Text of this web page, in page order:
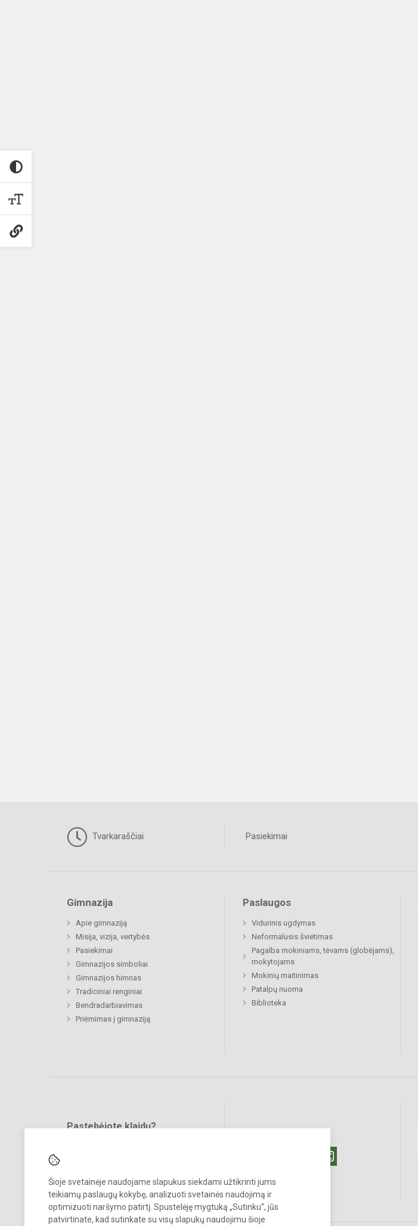
Šioje svetainėje naudojame slapukus siekdami užtikrinti jums
teikiamų paslaugų kokybę, analizuoti svetainės naudojimą ir
optimizuoti naršymo patirtį. Spustelėję mygtuką „Sutinku“, jūs
patvirtinate, kad sutinkate su visų slapukų naudojimu šioje
Tvarkaraščiai Pasiekimai
Gimnazija
Apie gimnaziją
Misija, vizija, vertybės
Pasiekimai
Gimnazijos simboliai
Gimnazijos himnas
Tradiciniai renginiai
Bendradarbiavimas
Priėmimas į gimnaziją
Paslaugos
Vidurinis ugdymas
Neformalusis švietimas
Pagalba mokiniams, tėvams (globėjams),
mokytojams
Mokinių maitinimas
Patalpų nuoma
Biblioteka
Pastebėjote klaidų?